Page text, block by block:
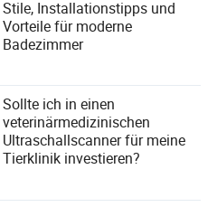
Stile, Installationstipps und
Vorteile für moderne
Badezimmer
Sollte ich in einen
veterinärmedizinischen
Ultraschallscanner für meine
Tierklinik investieren?